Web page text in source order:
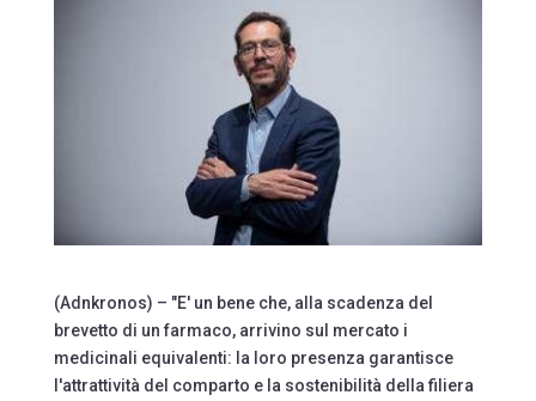
(Adnkronos) – "E' un bene che, alla scadenza del
brevetto di un farmaco, arrivino sul mercato i
medicinali equivalenti: la loro presenza garantisce
l'attrattività del comparto e la sostenibilità della filiera